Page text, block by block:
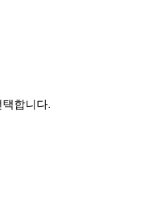
택합니다.